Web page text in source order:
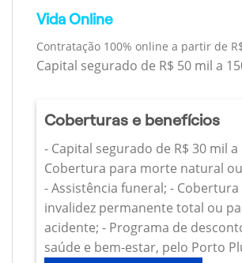
Vida Online
Contratação 100% online a partir de
Capital segurado de R$ 50 mil a
Coberturas e benefícios
- Capital segurado de R$ 30 mil a
Cobertura para morte natural
- Assistência funeral; -
invalidez permanente total ou
acidente; - Programa de
saúde e bem-estar, pelo Porto